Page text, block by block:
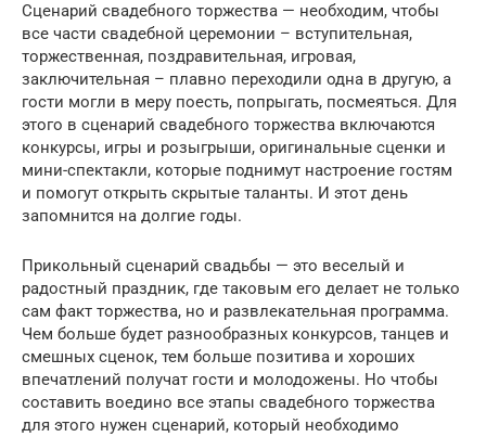
Сценарий свадебного торжества — необходим, чтобы
все части свадебной церемонии – вступительная,
торжественная, поздравительная, игровая,
заключительная – плавно переходили одна в другую, а
гости могли в меру поесть, попрыгать, посмеяться. Для
этого в сценарий свадебного торжества включаются
конкурсы, игры и розыгрыши, оригинальные сценки и
мини-спектакли, которые поднимут настроение гостям
и помогут открыть скрытые таланты. И этот день
запомнится на долгие годы.
Прикольный сценарий свадьбы — это веселый и
радостный праздник, где таковым его делает не только
сам факт торжества, но и развлекательная программа.
Чем больше будет разнообразных конкурсов, танцев и
смешных сценок, тем больше позитива и хороших
впечатлений получат гости и молодожены. Но чтобы
составить воедино все этапы свадебного торжества
для этого нужен сценарий, который необходимо